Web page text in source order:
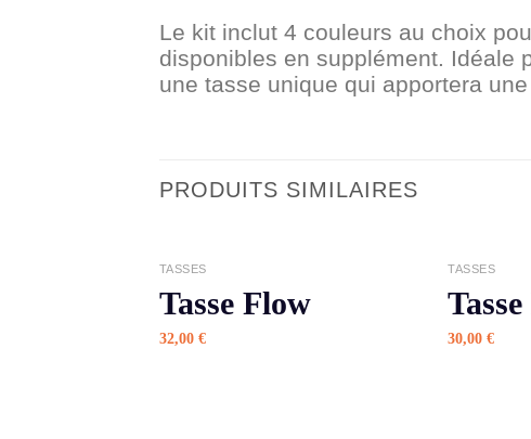
Le kit inclut 4 couleurs au choix
disponibles en supplément. Idéale
une tasse unique qui apportera
PRODUITS SIMILAIRES
TASSES
Tasse Flow
32,00 €
TASSES
30,00€